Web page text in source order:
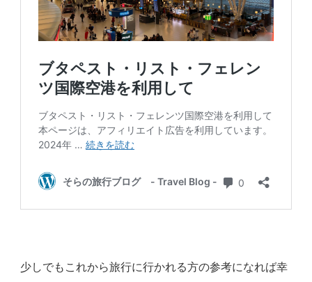
少しでもこれから旅行に行かれる方の参考になれば幸